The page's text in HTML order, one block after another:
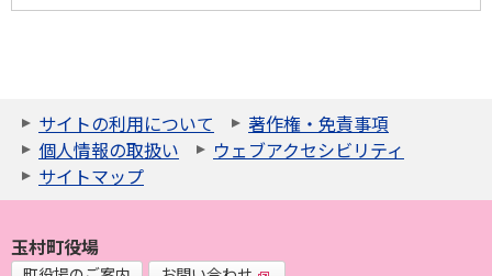
サイトの利用について
著作権・免責事項
個人情報の取扱い
ウェブアクセシビリティ
サイトマップ
玉村町役場